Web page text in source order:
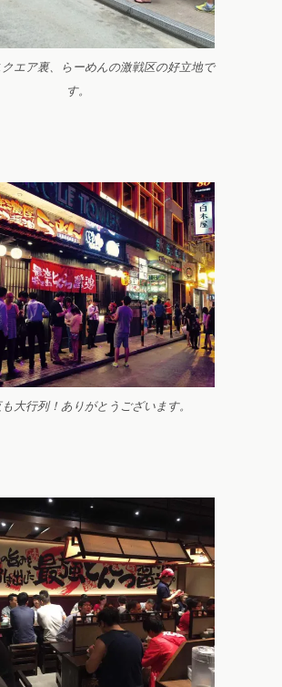
クエア裏、らーめんの激戦区の好立地で
す。
大行列！ありがとうございます。